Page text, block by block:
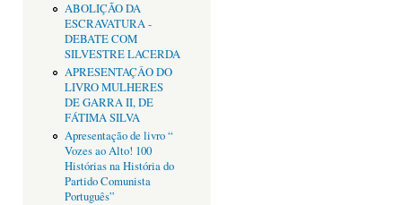
ABOLIÇÃO DA
ESCRAVATURA -
DEBATE COM
SILVESTRE LACERDA
APRESENTAÇÂO DO
LIVRO MULHERES
DE GARRA II, DE
FÁTIMA SILVA
Apresentação de livro “
Vozes ao Alto! 100
Histórias na História do
Partido Comunista
Português”